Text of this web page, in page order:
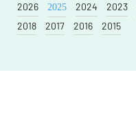
2026 2025 2024 2023
2018
2017 2016 2015